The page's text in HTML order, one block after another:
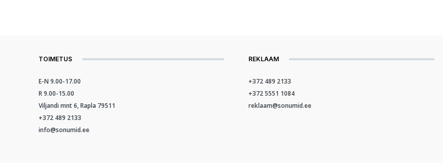
TOIMETUS
E-N 9.00-17.00
R 9.00-15.00
Viljandi mnt 6, Rapla 79511
+372 489 2133
info@sonumid.ee
REKLAAM
+372 489 2133
+372 5551 1084
reklaam@sonumid.ee